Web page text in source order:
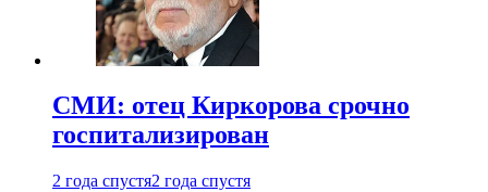
СМИ: отец Киркорова срочно
госпитализирован
2 года спустя2 года спустя